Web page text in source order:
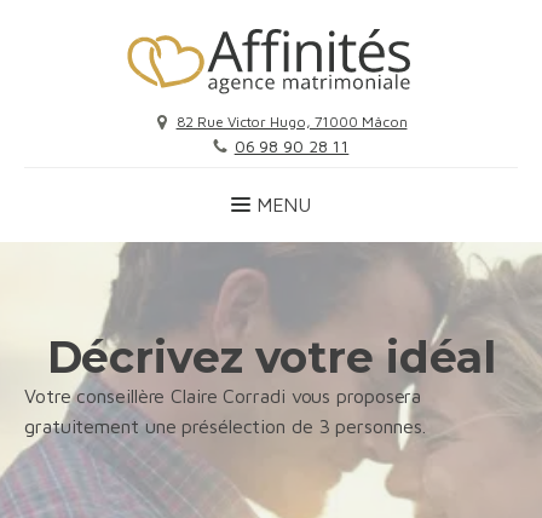
82 Rue Victor Hugo, 71000 Mâcon
06 98 90 28 11
Décrivez votre idéal
Votre conseillère Claire Corradi vous proposera
gratuitement une présélection de 3 personnes.